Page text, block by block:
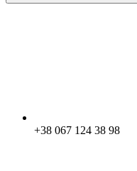
+38 067 124 38 98